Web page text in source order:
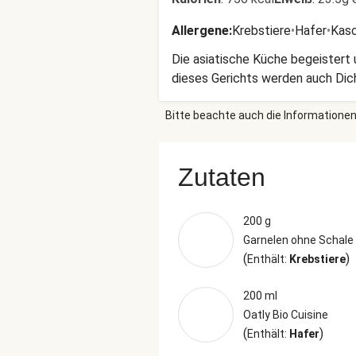
Allergene:Krebstiere•Hafer•
Die asiatische Küche begeistert
dieses Gerichts werden auch
Bitte beachte auch die
Zutaten
200 g
Garnelen ohne Schale
(Enthält: Krebstiere)
200 ml
Oatly Bio Cuisine
(Enthält: Hafer)